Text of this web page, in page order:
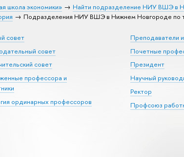
школа экономики» Найти подразделение НИУ ВШЭ в
Подразделения НИУ ВШЭ в Нижнем Новгороде по
совет
совет
совет
профессора и
ординарных профессоров
Преподаватели
Почетные
Президент
Научный
Ректор
Профсоюз